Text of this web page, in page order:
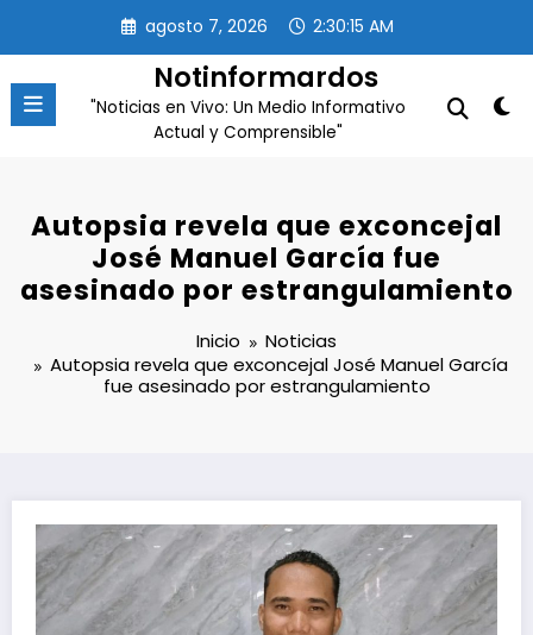
contenido
agosto 7, 2026 2:30:16 AM
Notinformardos
"Noticias en Vivo: Un Medio Informativo
Actual y Comprensible"
Autopsia revela que exconcejal
José Manuel García fue
asesinado por estrangulamiento
Inicio
Noticias
Autopsia revela que exconcejal José Manuel García
fue asesinado por estrangulamiento